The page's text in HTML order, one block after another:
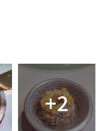
+2